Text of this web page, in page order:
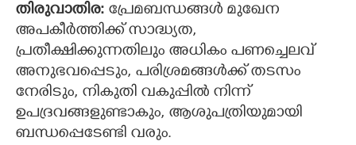
തിരുവാതിര: പ്രേമബന്ധങ്ങള്‍ മുഖേന
അപകീര്‍ത്തിക്ക് സാദ്ധ്യത,
പ്രതീക്ഷിക്കുന്നതിലും അധികം പണച്ചെലവ്
അനുഭവപ്പെടും, പരിശ്രമങ്ങൾക്ക് തടസം
നേരിടും, നികുതി വകുപ്പില്‍ നിന്ന്
ഉപദ്രവങ്ങളുണ്ടാകും, ആശുപത്രിയുമായി
ബന്ധപ്പെടേണ്ടി വരും.